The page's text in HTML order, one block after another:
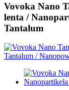
Vovoka Nano
lenta /
Tantalum